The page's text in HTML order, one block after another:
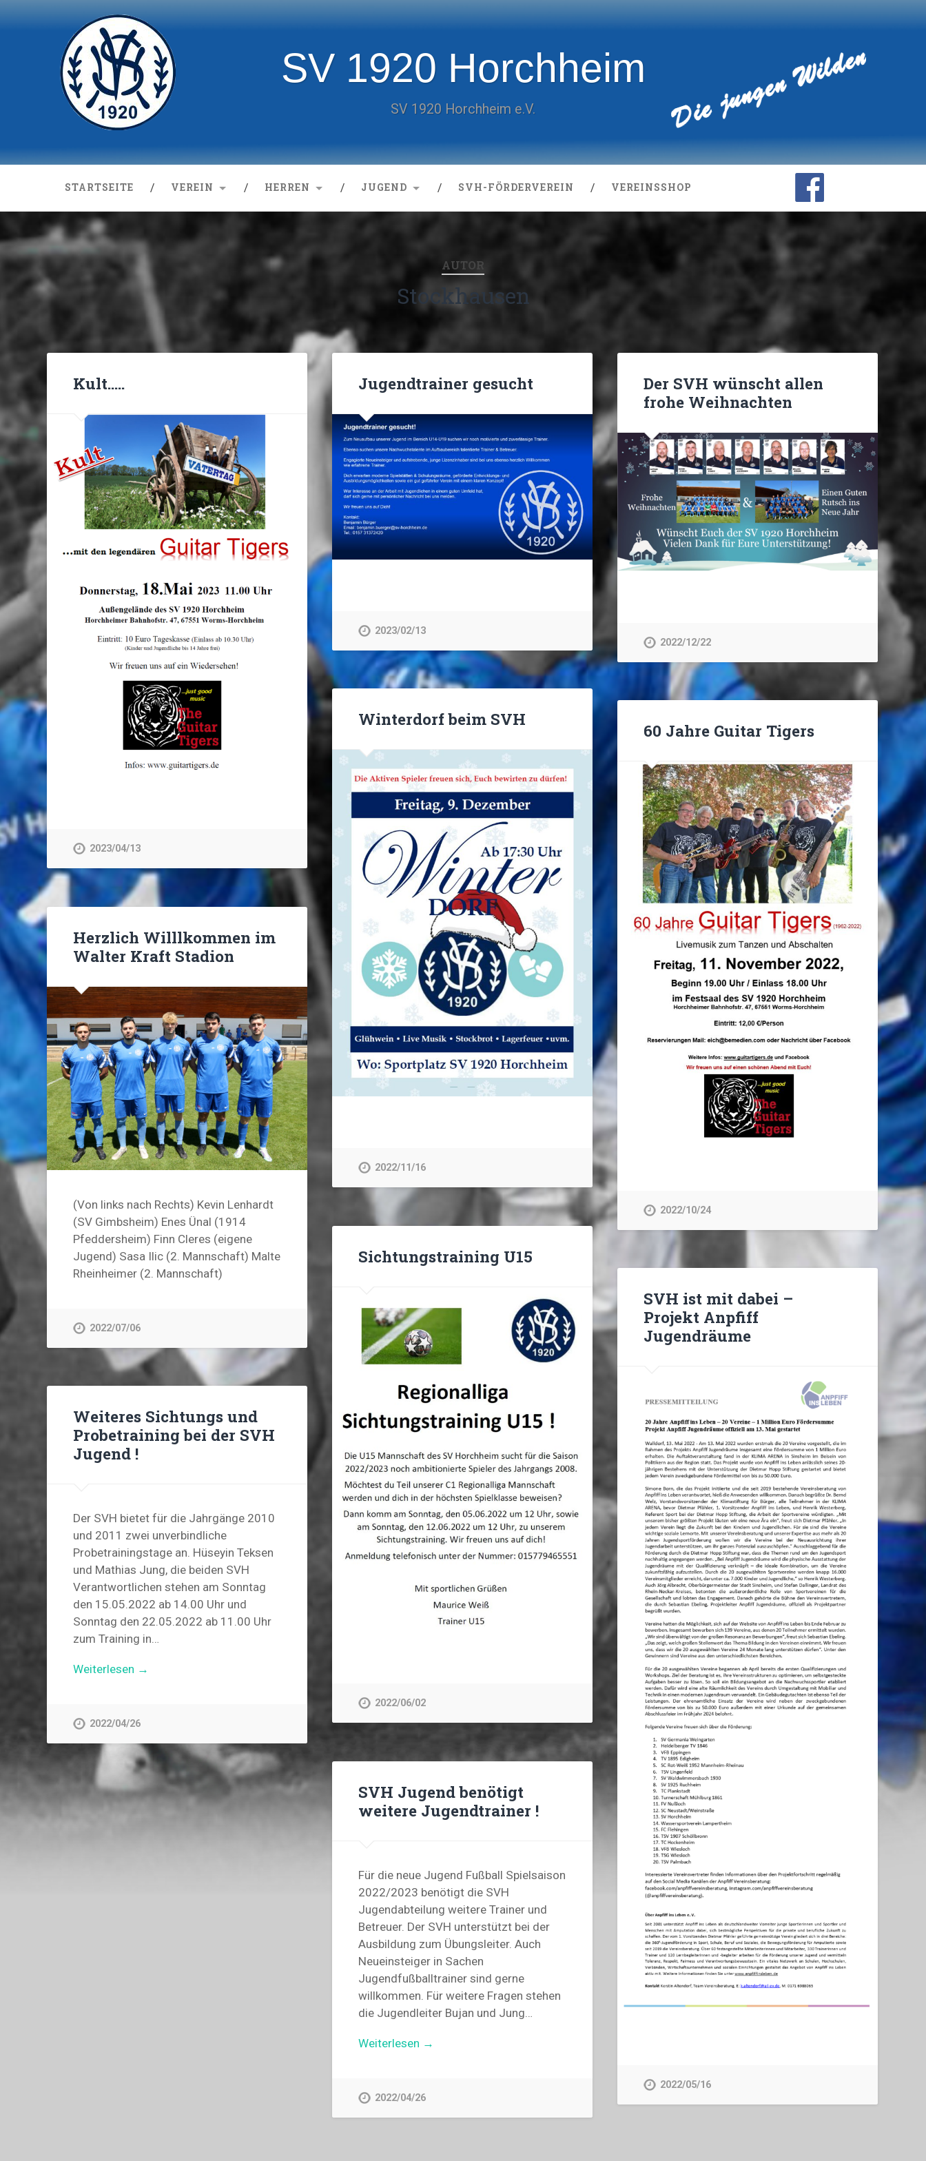
SV 1920 Horchheim
SV 1920 Horchheim e.V.
STARTSEITE VEREIN HERREN JUGEND SVH-FÖRDERVEREIN VEREINSSHOP
AUTOR
Stockhausen
Kult…..
2023/04/13
Jugendtrainer gesucht
2023/02/13
Der SVH wünscht allen
frohe Weihnachten
2022/12/22
Winterdorf beim SVH
2022/11/16
60 Jahre Guitar Tigers
2022/10/24
Herzlich Willlkommen im
Walter Kraft Stadion
(Von links nach Rechts) Kevin Lenhardt
(SV Gimbsheim) Enes Ünal (1914
Pfeddersheim) Finn Cleres (eigene
Jugend) Sasa Ilic (2. Mannschaft) Malte
Rheinheimer (2. Mannschaft)
2022/07/06
Sichtungstraining U15
2022/06/02
SVH ist mit dabei –
Projekt Anpfiff
Jugendräume
2022/05/16
Weiteres Sichtungs und
Probetraining bei der SVH
Jugend !
Der SVH bietet für die Jahrgänge 2010
und 2011 zwei unverbindliche
Probetrainingstage an. Hüseyin Teksen
und Mathias Jung, die beiden SVH
Verantwortlichen stehen am Sonntag
den 15.05.2022 ab 14.00 Uhr und
Sonntag den 22.05.2022 ab 11.00 Uhr
zum Training in…
Weiterlesen →
2022/04/26
SVH Jugend benötigt
weitere Jugendtrainer !
Für die neue Jugend Fußball Spielsaison
2022/2023 benötigt die SVH
Jugendabteilung weitere Trainer und
Betreuer. Der SVH unterstützt bei der
Ausbildung zum Übungsleiter. Auch
Neueinsteiger in Sachen
Jugendfußballtrainer sind gerne
willkommen. Für weitere Fragen stehen
die Jugendleiter Bujan und Jung…
Weiterlesen →
2022/04/26